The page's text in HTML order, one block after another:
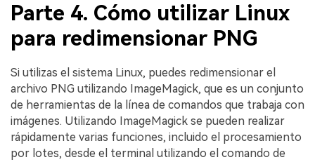
Parte 4. Cómo utilizar Linux
para redimensionar PNG
Si utilizas el sistema Linux, puedes redimensionar el
archivo PNG utilizando ImageMagick, que es un conjunto
de herramientas de la línea de comandos que trabaja con
imágenes. Utilizando ImageMagick se pueden realizar
rápidamente varias funciones, incluido el procesamiento
por lotes, desde el terminal utilizando el comando de